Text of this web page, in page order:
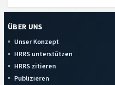
ÜBER UNS
Unser Konzept
HRRS unterstützen
HRRS zitieren
Publizieren